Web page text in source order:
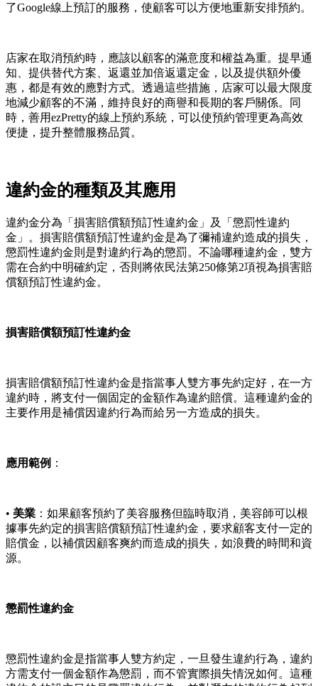
了Google線上預訂的服務，使顧客可以方便地重新安排預約。
店家在取消預約時，應該以顧客的滿意度和權益為重。提早通
知、提供替代方案、返還並加倍返還定金，以及提供額外優
惠，都是有效的應對方式。透過這些措施，店家可以最大限度
地減少顧客的不滿，維持良好的商譽和長期的客戶關係。同
時，善用ezPretty的線上預約系統，可以使預約管理更為高效
便捷，提升整體服務品質。
違約金的種類及其應用
違約金分為「損害賠償額預訂性違約金」及「懲罰性違約
金」。損害賠償額預訂性違約金是為了彌補違約造成的損失，
懲罰性違約金則是對違約行為的懲罰。不論哪種違約金，雙方
需在合約中明確約定，否則將依民法第250條第2項視為損害賠
償額預訂性違約金。
損害賠償額預訂性違約金
損害賠償額預訂性違約金是指當事人雙方事先約定好，在一方
違約時，將支付一個固定的金額作為違約賠償。這種違約金的
主要作用是補償因違約行為而給另一方造成的損失。
應用範例 ：
• 美業 ：如果顧客預約了美容服務但臨時取消，美容師可以根
據事先約定的損害賠償額預訂性違約金，要求顧客支付一定的
賠償金，以補償因顧客爽約而造成的損失，如浪費的時間和資
源。
懲罰性違約金
懲罰性違約金是指當事人雙方約定，一旦發生違約行為，違約
方需支付一個金額作為懲罰，而不管實際損失情況如何。這種